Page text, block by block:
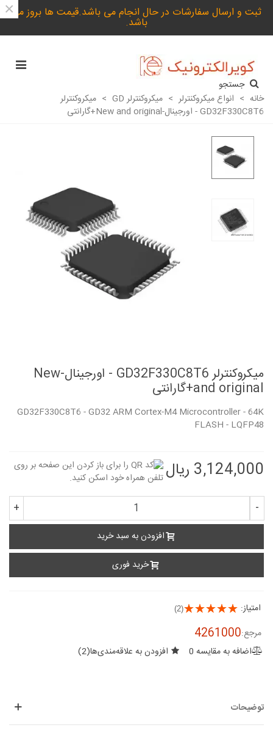
ثبت و ارسال سفارشات در حال انجام می باشد.قیمت ها بروز می
باشد.
×
جستجو
خانه > انواع میکروکنترلر > میکروکنترلر GD > میکروکنترلر
GD32F330C8T6 - اورجینال-New and original+گارانتی
میکروکنترلر GD32F330C8T6 - اورجینال-New
and original+گارانتی
GD32F330C8T6 - GD32 ARM Cortex-M4 Microcontroller - 64K
FLASH - LQFP48
3,124,000 ریال
-
+
افزودن به سبد خرید
خرید فوری
امتیاز: (2)
مرجع:4261000
اضافه به مقایسه 0 افزودن به علاقه‌مندی‌ها(
2
)
توضیحات